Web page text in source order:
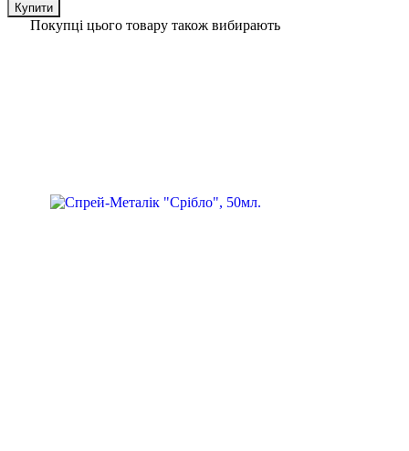
Купити
Купити
Купити
Купити
Купити
Купити
Купити
Купити
Купити
Покупці цього товару також вибирають